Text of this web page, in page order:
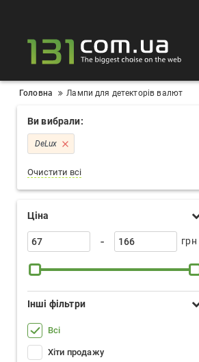
Головна Лампи для детекторів валют
Ви вибрали:
DeLux
Очистити всі
Ціна
- грн
Інші фільтри
Всі
Хіти продажу